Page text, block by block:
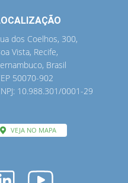
dos Coelhos, 300,
Vista, Recife,
Brasil
50070-902
10.988.301/0001-29
VEJA NO MAPA